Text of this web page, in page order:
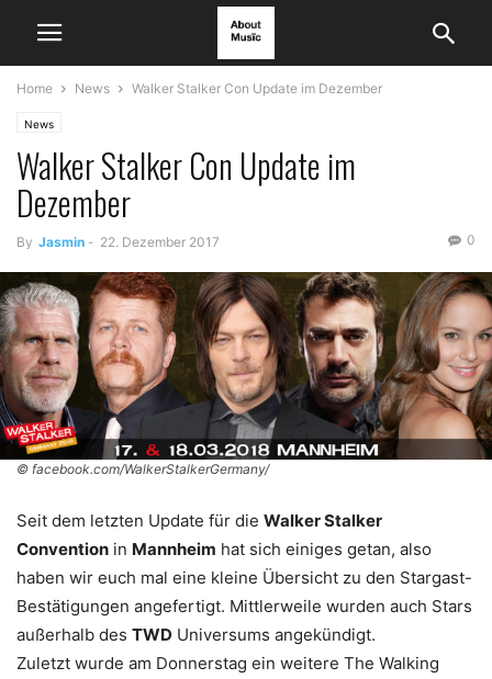
Home News Walker Stalker Con Update im Dezember
News
Walker Stalker Con Update im
Dezember
By Jasmin - 22. Dezember 2017 0
© facebook.com/WalkerStalkerGermany/
Seit dem letzten Update für die Walker Stalker
Convention in Mannheim hat sich einiges getan, also
haben wir euch mal eine kleine Übersicht zu den Stargast-
Bestätigungen angefertigt. Mittlerweile wurden auch Stars
außerhalb des TWD Universums angekündigt.
Zuletzt wurde am Donnerstag ein weitere The Walking